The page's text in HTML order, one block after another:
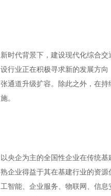
新时代背景下，建设现代化综合
设行业正在积极寻求新的发展方
张通道升级扩容。除此之外，在
施。
以央企为主的全国性企业在传统
熟企业得益于其在基建行业的资
工智能、企业服务、物联网、信